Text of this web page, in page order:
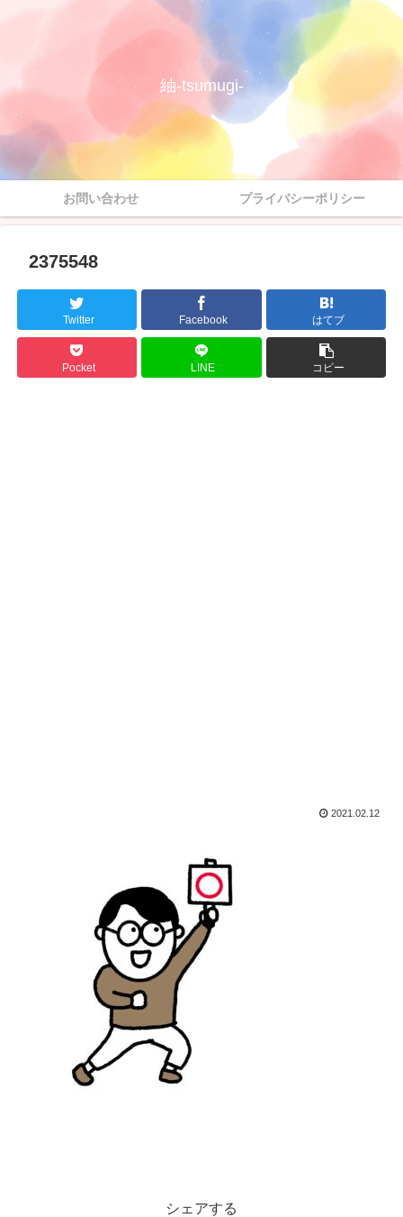
紬-tsumugi-
お問い合わせ プライバシーポリシー
2375548
Twitter Facebook はてブ
Pocket LINE コピー
2021.02.12
シェアする